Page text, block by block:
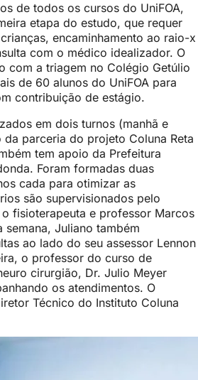
de todos os cursos do UniFOA,
etapa do estudo, que requer
encaminhamento ao raio-x
com o médico idealizador. O
com a triagem no Colégio Getúlio
de 60 alunos do UniFOA para
contribuição de estágio.
em dois turnos (manhã e
parceria do projeto Coluna Reta
tem apoio da Prefeitura
Foram formadas duas
cada para otimizar as
são supervisionados pelo
fisioterapeuta e professor Marcos
Juliano também
ao lado do seu assessor Lennon
o professor do curso de
cirurgião, Dr. Julio Meyer
os atendimentos. O
Técnico do Instituto Coluna